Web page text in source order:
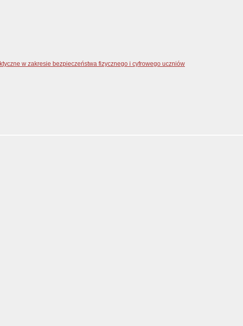
w zakresie bezpieczeństwa fizycznego i cyfrowego uczniów